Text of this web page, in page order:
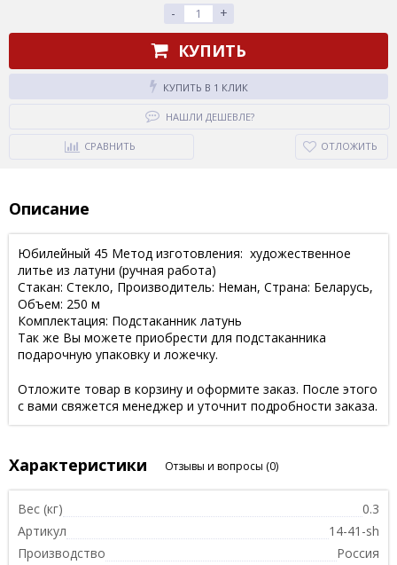
- +
КУПИТЬ
КУПИТЬ В 1 КЛИК
НАШЛИ ДЕШЕВЛЕ?
СРАВНИТЬ ОТЛОЖИТЬ
Описание
Юбилейный 45 Метод изготовления: художественное
литье из латуни (ручная работа)
Стакан: Стекло, Производитель: Неман, Страна: Беларусь,
Объем: 250 м
Комплектация: Подстаканник латунь
Так же Вы можете приобрести для подстаканника
подарочную упаковку и ложечку.
Отложите товар в корзину и оформите заказ. После этого
с вами свяжется менеджер и уточнит подробности заказа.
Характеристики Отзывы и вопросы (0)
Вес (кг)
0.3
Артикул
14-41-sh
Производство
Россия